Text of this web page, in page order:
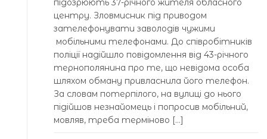
підозрюють 37-річного жителя обласного
центру. Зловмисник під приводом
зателефонувати заволодів чужими
мобільними телефонами. До співробітників
поліції надійшло повідомлення від 43-річного
тернополянина про те, що невідома особа
шляхом обману привласнила його телефон.
За словам потерпілого, на вулиці до нього
підійшов незнайомець і попросив мобільний,
мовляв, треба терміново […]